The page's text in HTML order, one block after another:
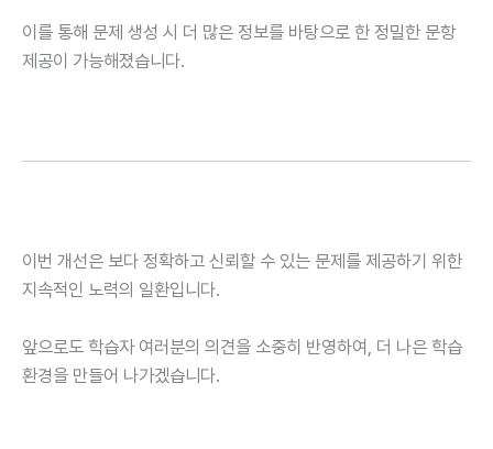
이를 통해 문제 생성 시 더 많은 정보를 바탕으로 한 정밀한 문항
제공이 가능해졌습니다.
이번 개선은 보다 정확하고 신뢰할 수 있는 문제를 제공하기 위한
지속적인 노력의 일환입니다.
앞으로도 학습자 여러분의 의견을 소중히 반영하여, 더 나은 학습
환경을 만들어 나가겠습니다.